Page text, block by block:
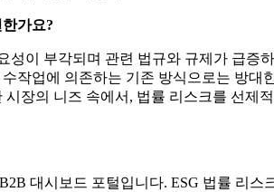
가요?
성이 부각되며 관련 법규와 규제가 급
작업에 의존하는 기존 방식으로는 방
장의 니즈 속에서, 법률 리스크를 선
대시보드 포털입니다. ESG 법률 리